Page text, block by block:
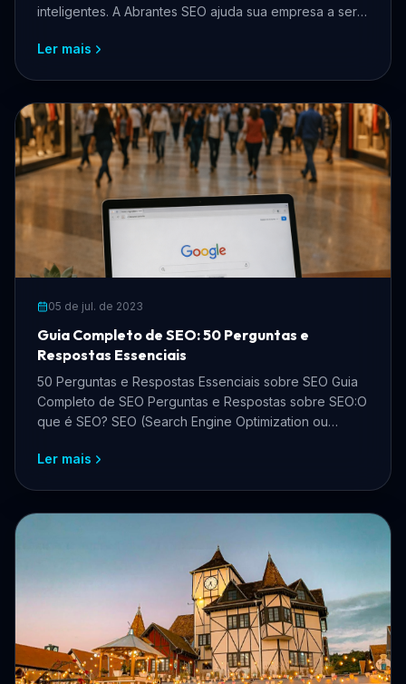
inteligentes. A Abrantes SEO ajuda sua empresa a ser
Ler mais
05 de jul. de 2023
Guia Completo de SEO: 50 Perguntas e
Respostas Essenciais
50 Perguntas e Respostas Essenciais sobre SEO Guia
Completo de SEO Perguntas e Respostas sobre SEO:O
que é SEO? SEO (Search Engine Optimization ou
Ler mais